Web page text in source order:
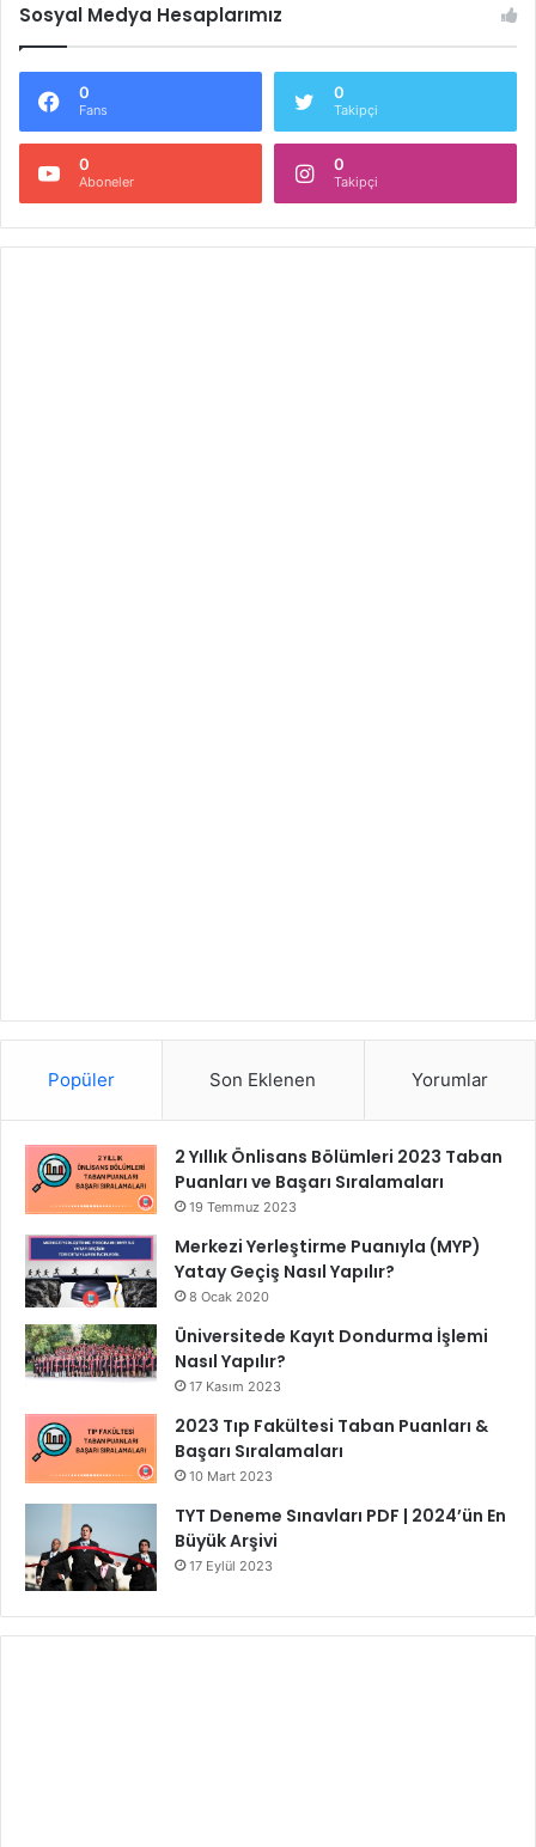
Sosyal Medya Hesaplarımız
0
Fans
0
Takipçi
0
Aboneler
0
Takipçi
Popüler Son Eklenen Yorumlar
2 Yıllık Önlisans Bölümleri 2023 Taban
Puanları ve Başarı Sıralamaları
19 Temmuz 2023
Merkezi Yerleştirme Puanıyla (MYP)
Yatay Geçiş Nasıl Yapılır?
8 Ocak 2020
Üniversitede Kayıt Dondurma İşlemi
Nasıl Yapılır?
17 Kasım 2023
2023 Tıp Fakültesi Taban Puanları &
Başarı Sıralamaları
10 Mart 2023
TYT Deneme Sınavları PDF | 2024’ün En
Büyük Arşivi
17 Eylül 2023